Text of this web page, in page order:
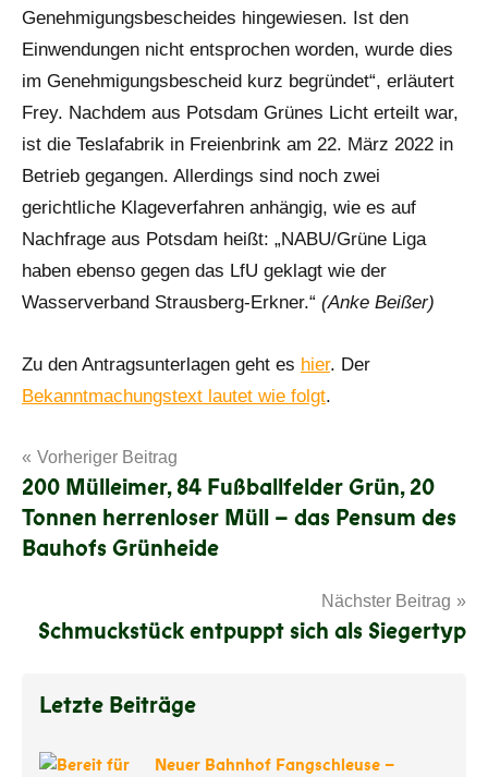
Genehmigungsbescheides hingewiesen. Ist den
Einwendungen nicht entsprochen worden, wurde dies
im Genehmigungsbescheid kurz begründet“, erläutert
Frey. Nachdem aus Potsdam Grünes Licht erteilt war,
ist die Teslafabrik in Freienbrink am 22. März 2022 in
Betrieb gegangen. Allerdings sind noch zwei
gerichtliche Klageverfahren anhängig, wie es auf
Nachfrage aus Potsdam heißt: „NABU/Grüne Liga
haben ebenso gegen das LfU geklagt wie der
Wasserverband Strausberg-Erkner.“ (Anke Beißer)
Zu den Antragsunterlagen geht es hier. Der
Bekanntmachungstext lautet wie folgt.
Beitragsnavigation
Vorheriger Beitrag
200 Mülleimer, 84 Fußballfelder Grün, 20
Tonnen herrenloser Müll – das Pensum des
Bauhofs Grünheide
Nächster Beitrag
Schmuckstück entpuppt sich als Siegertyp
Letzte Beiträge
Neuer Bahnhof Fangschleuse –